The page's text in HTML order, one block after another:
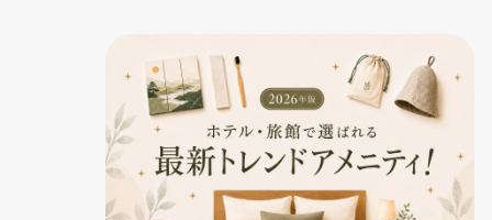
SUSPRO
selection
名入れ可エコグ
アメニティ製品
一覧
お客様実績
お役立ち情報